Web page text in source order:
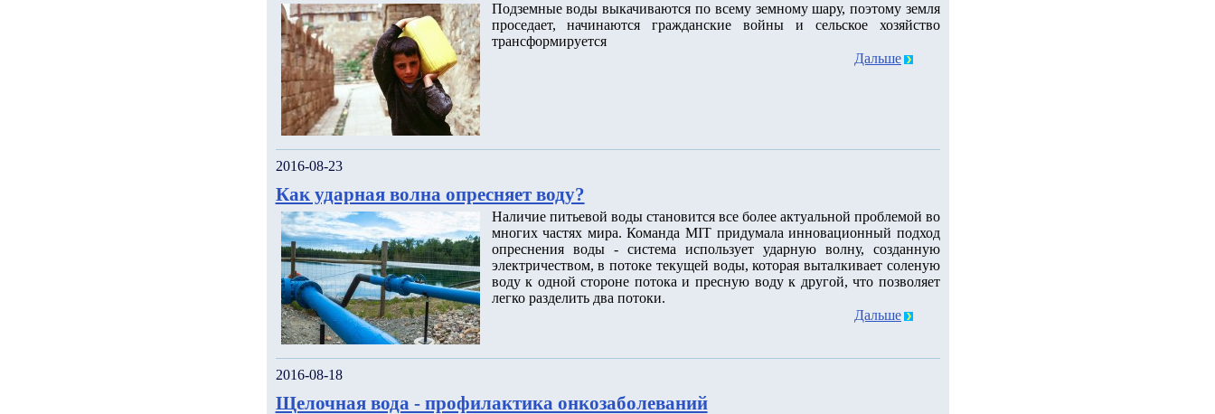
Подземные воды выкачиваются по всему земному шару, поэтому земля
проседает, начинаются гражданские войны и сельское хозяйство
трансформируется
Дальше
2016-08-23
Как ударная волна опресняет воду?
Наличие питьевой воды становится все более актуальной проблемой во
многих частях мира. Команда MIT придумала инновационный подход
опреснения воды - система использует ударную волну, созданную
электричеством, в потоке текущей воды, которая выталкивает соленую
воду к одной стороне потока и пресную воду к другой, что позволяет
легко разделить два потоки.
Дальше
2016-08-18
Щелочная вода - профилактика онкозаболеваний